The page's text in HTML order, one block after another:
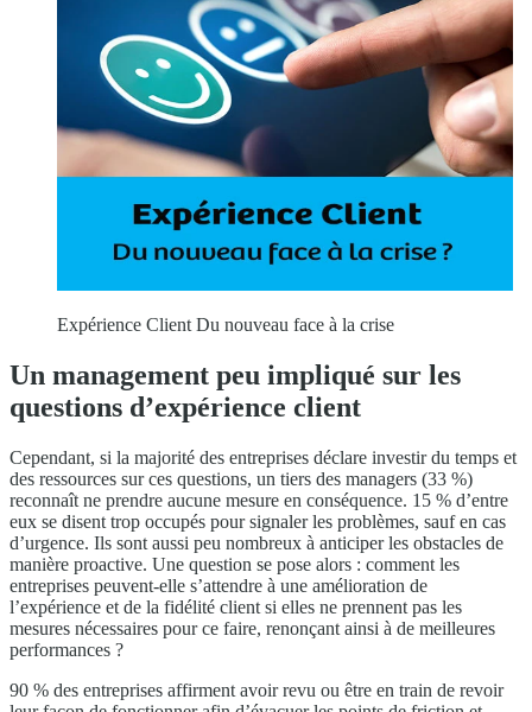
Expérience Client Du nouveau face à la crise
Un management peu impliqué sur les
questions d’expérience client
Cependant, si la majorité des entreprises déclare investir du temps et
des ressources sur ces questions, un tiers des managers (33 %)
reconnaît ne prendre aucune mesure en conséquence. 15 % d’entre
eux se disent trop occupés pour signaler les problèmes, sauf en cas
d’urgence. Ils sont aussi peu nombreux à anticiper les obstacles de
manière proactive. Une question se pose alors : comment les
entreprises peuvent-elle s’attendre à une amélioration de
l’expérience et de la fidélité client si elles ne prennent pas les
mesures nécessaires pour ce faire, renonçant ainsi à de meilleures
performances ?
90 % des entreprises affirment avoir revu ou être en train de revoir